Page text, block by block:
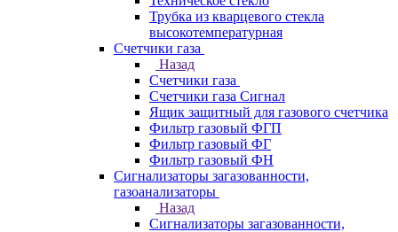
Трубка из кварцевого стекла
высокотемпературная
Счетчики газа
Назад
Счетчики газа
Счетчики газа Сигнал
Ящик защитный для газового счетчика
Фильтр газовый ФГП
Фильтр газовый ФГ
Фильтр газовый ФН
Сигнализаторы загазованности,
газоанализаторы
Назад
Сигнализаторы загазованности,